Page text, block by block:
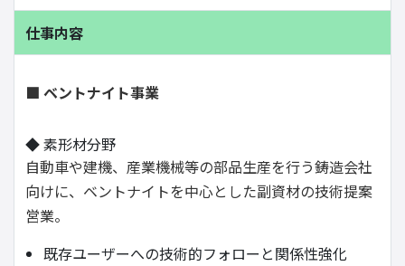
仕事内容
■ ベントナイト事業
◆ 素形材分野
自動車や建機、産業機械等の部品生産を行う鋳造会社
向けに、ベントナイトを中心とした副資材の技術提案
営業。
既存ユーザーへの技術的フォローと関係性強化